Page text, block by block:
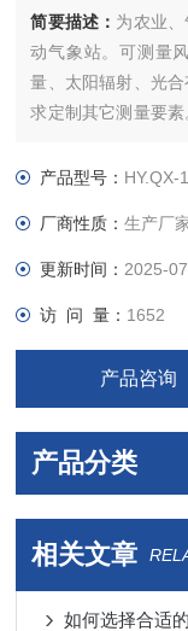
简要描述： 为农业
动气象站。可测量
量、太阳辐射、光
求定制其它测量要
产品型号： HY.QX-1
厂商性质：生产厂
更新时间： 2025-
访 问 量： 1652
产品咨询
产品分类
相关文章
如何选择合适